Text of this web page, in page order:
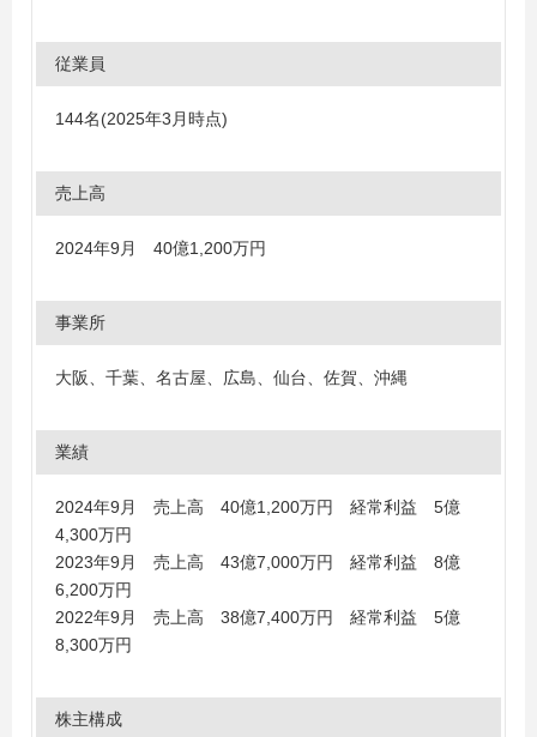
従業員
144名(2025年3月時点)
売上高
2024年9月 40億1,200万円
事業所
大阪、千葉、名古屋、広島、仙台、佐賀、沖縄
業績
2024年9月 売上高 40億1,200万円 経常利益 5億
4,300万円
2023年9月 売上高 43億7,000万円 経常利益 8億
6,200万円
2022年9月 売上高 38億7,400万円 経常利益 5億
8,300万円
株主構成